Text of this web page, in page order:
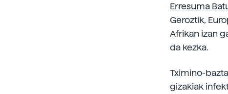
Erresuma
Geroztik,
Afrikan izan
da kezka.
Tximino-
gizakiak